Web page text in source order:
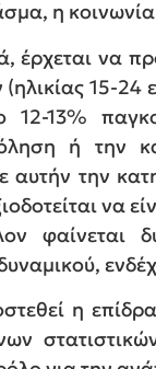
η
έρχεται να
15-24
13%
ή την
αυτήν την
να
φαίνεται
η